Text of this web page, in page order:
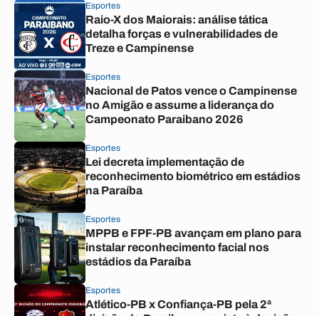
Esportes
Raio-X dos Maiorais: análise tática
detalha forças e vulnerabilidades de
Treze e Campinense
Esportes
Nacional de Patos vence o Campinense
no Amigão e assume a liderança do
Campeonato Paraibano 2026
Esportes
Lei decreta implementação de
reconhecimento biométrico em estádios
na Paraíba
Esportes
MPPB e FPF-PB avançam em plano para
instalar reconhecimento facial nos
estádios da Paraíba
Esportes
Atlético-PB x Confiança-PB pela 2ª